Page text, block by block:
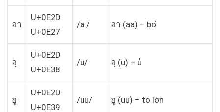
อา
U+0E2D
U+0E27
/a:/ อา (aa) – bố
อุ
U+0E2D
U+0E38
/u/ อุ (u) – ủ
อู
U+0E2D
U+0E39
/uu/ อู (uu) – to lớn